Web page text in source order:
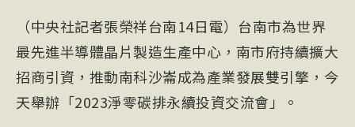
（中央社記者張榮祥台南14日電）台南市為世界
最先進半導體晶片製造生產中心，南市府持續擴大
招商引資，推動南科沙崙成為產業發展雙引擎，今
天舉辦「2023淨零碳排永續投資交流會」。